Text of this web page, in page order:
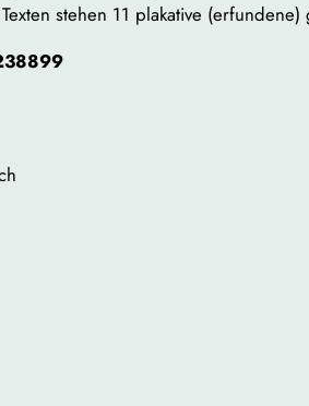
stehen 11 plakative